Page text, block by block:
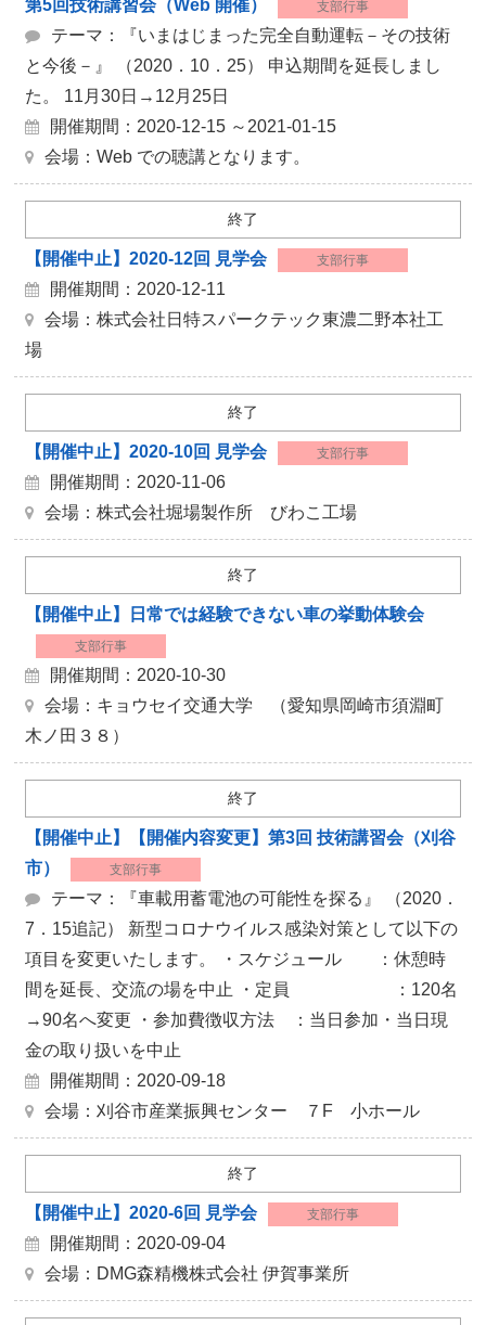
第5回技術講習会（Web 開催） 支部行事
テーマ：『いまはじまった完全自動運転－その技術
と今後－』 （2020．10．25） 申込期間を延長しまし
た。 11月30日→12月25日
開催期間：2020-12-15 ～2021-01-15
会場：Web での聴講となります。
終了
【開催中止】2020-12回 見学会 支部行事
開催期間：2020-12-11
会場：株式会社日特スパークテック東濃二野本社工
場
終了
【開催中止】2020-10回 見学会 支部行事
開催期間：2020-11-06
会場：株式会社堀場製作所 びわこ工場
終了
【開催中止】日常では経験できない車の挙動体験会
支部行事
開催期間：2020-10-30
会場：キョウセイ交通大学 （愛知県岡崎市須淵町
木ノ田３８）
終了
【開催中止】【開催内容変更】第3回 技術講習会（刈谷
市）
支部行事
テーマ：『車載用蓄電池の可能性を探る』 （2020．
7．15追記） 新型コロナウイルス感染対策として以下の
項目を変更いたします。 ・スケジュール ：休憩時
間を延長、交流の場を中止 ・定員 ：120名
→90名へ変更 ・参加費徴収方法 ：当日参加・当日現
金の取り扱いを中止
開催期間：2020-09-18
会場：刈谷市産業振興センター ７F 小ホール
終了
【開催中止】2020-6回 見学会 支部行事
開催期間：2020-09-04
会場：DMG森精機株式会社 伊賀事業所